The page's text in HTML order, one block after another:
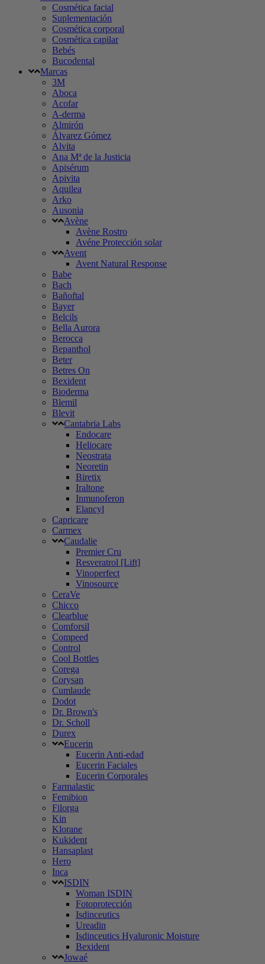
Cosmética facial
Suplementación
Cosmética corporal
Cosmética capilar
Bebés
Bucodental
Marcas
3M
Aboca
Acofar
A-derma
Almirón
Álvarez Gómez
Alvita
Ana Mª de la Justicia
Apisérum
Apivita
Aquilea
Arko
Ausonia
Avène
Avène Rostro
Avéne Protección solar
Avent
Avent Natural Response
Babe
Bach
Bañoftal
Bayer
Belcils
Bella Aurora
Berocca
Bepanthol
Beter
Betres On
Bexident
Bioderma
Blemil
Blevit
Cantabria Labs
Endocare
Heliocare
Neostrata
Neoretin
Biretix
Iraltone
Inmunoferon
Elancyl
Capricare
Carmex
Caudalie
Premier Cru
Resveratrol [Lift]
Vinoperfect
Vinosource
CeraVe
Chicco
Clearblue
Comforsil
Compeed
Control
Cool Bottles
Corega
Corysan
Cumlaude
Dodot
Dr. Brown's
Dr. Scholl
Durex
Eucerin
Eucerin Anti-edad
Eucerin Faciales
Eucerin Corporales
Farmalastic
Femibion
Filorga
Kin
Klorane
Kukident
Hansaplast
Hero
Inca
ISDIN
Woman ISDIN
Fotoprotección
Isdinceutics
Ureadin
Isdinceutics Hyaluronic Moisture
Bexident
Jowaé